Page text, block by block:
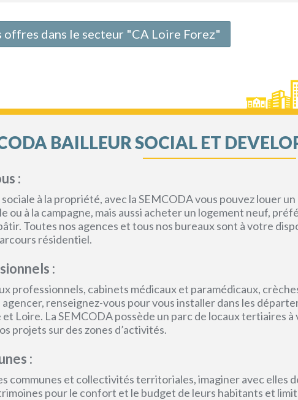
offres dans le secteur "CA Loire Forez"
BAILLEUR SOCIAL ET
:
à la propriété, avec la SEMCODA vous pouvez louer
ou à la campagne, mais aussi acheter un logement neuf,
Toutes nos agences et tous nos bureaux sont à votre
résidentiel.
:
professionnels, cabinets médicaux et paramédicaux,
renseignez-vous pour vous installer dans les
et Loire. La SEMCODA possède un parc de locaux tertiaires
projets sur des zones d’activités.
:
communes et collectivités territoriales, imaginer avec elles
pour le confort et le budget de leurs habitants et